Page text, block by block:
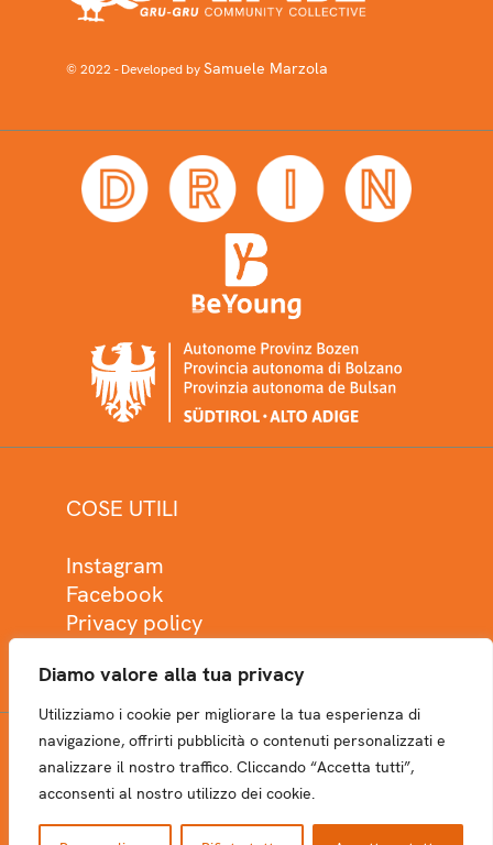
Diamo valore alla tua privacy
Utilizziamo i cookie per migliorare la tua esperienza di
navigazione, offrirti pubblicità o contenuti personalizzati e
analizzare il nostro traffico. Cliccando “Accetta tutti”,
acconsenti al nostro utilizzo dei cookie.
© 2022 - Developed bySamuele Marzola
COSE UTILI
Instagram
Facebook
Privacy policy
NEWSLETTER